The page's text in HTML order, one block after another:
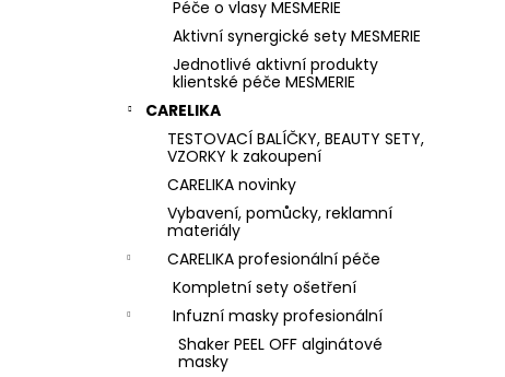
Péče o vlasy MESMERIE
Aktivní synergické sety MESMERIE
Jednotlivé aktivní produkty
klientské péče MESMERIE
CARELIKA
TESTOVACÍ BALÍČKY, BEAUTY SETY,
VZORKY k zakoupení
CARELIKA novinky
Vybavení, pomůcky, reklamní
materiály
CARELIKA profesionální péče
Kompletní sety ošetření
Infuzní masky profesionální
Shaker PEEL OFF alginátové
masky